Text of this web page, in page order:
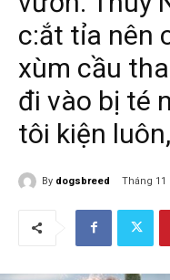
c:ắt tỉa nên
xùm cầu
đi vào bị té
tôi kiện
By dogsbreed Tháng 11